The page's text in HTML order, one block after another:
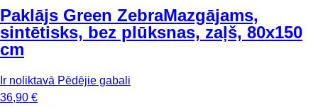
Paklājs Green ZebraMazgājams,
sintētisks, bez plūksnas, zaļš, 80x150
cm
Ir noliktavā Pēdējie gabali
36,90 €